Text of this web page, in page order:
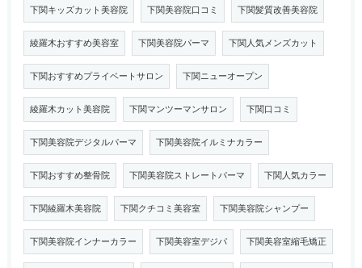
下関キッズカット美容院 下関美容院口コミ 下関髪質改善美容院
綾羅木おすすめ美容室 下関美容院パーマ 下関人気メンズカット
下関おすすめプライベートサロン 下関ニューオープン
綾羅木カット美容院 下関マンツーマンサロン 下関口コミ
下関美容院デジタルパーマ 下関美容院イルミナカラー
下関おすすめ整骨院 下関美容院ストレートパーマ 下関人気カラー
下関綾羅木美容院 下関クチコミ美容室 下関美容院シャンプー
下関美容院インナーカラー 下関美容室デジパ 下関美容室縮毛矯正